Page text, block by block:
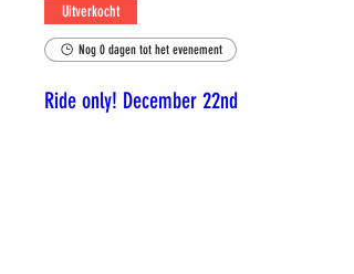
Uitverkocht
Nog 0 dagen tot het evenement
Ride only! December 22nd